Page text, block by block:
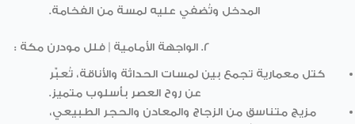
المدخل وتُضفي عليه لمسة من الفخامة.
2. الواجهة الأمامية | فلل مودرن مكة :
كتل معمارية تجمع بين لمسات الحداثة والأناقة، تُعبّر
عن روح العصر بأسلوب متميز.
مزيج متناسق من الزجاج والمعادن والحجر الطبيعي،